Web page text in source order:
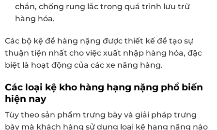
chắn, chống rung lắc trong quá trình lưu trữ
hàng hóa.
Các bộ kệ để hàng nặng được thiết kế để tạo sự
thuận tiện nhất cho việc xuất nhập hàng hóa, đặc
biệt là hoạt động của các xe nâng hàng.
Các loại kệ kho hàng hạng nặng phổ biến
hiện nay
Tùy theo sản phẩm trưng bày và giải pháp trưng
bày mà khách hàng sử dụng loại kệ hạng nặng nào